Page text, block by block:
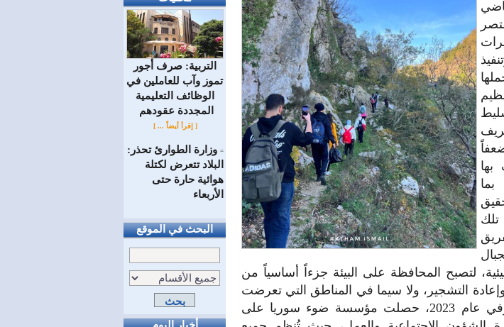
التربية: صرف أجور
تموز وآب للعاملين في
الوظائف ‏التعليمية
المجددة عقودهم ‏
[ إقرأ أيضاً ... ]
= وزارة الطوارئ تحذر:
البلاد تتعرض لكتلة
هوائية حارة حتى
الأربعاء
البحث في الموقع
بها
بما
لتصبح المحافظة على البيئة جزءاً أساسياً من
التشجير، ولا سيما في المناطق التي تعرضت
لحرائق الغابات في الريف الساحلي. وفي عام 2023، حصلت مؤسسة ضوء سوريا على